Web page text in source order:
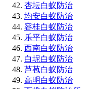
杏坛白蚁防治
均安白蚁防治
容桂白蚁防治
乐平白蚁防治
西南白蚁防治
白坭白蚁防治
芦苞白蚁防治
高明白蚁防治